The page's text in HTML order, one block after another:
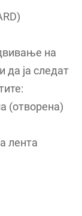
на
да ја следат
(отворена)
лента